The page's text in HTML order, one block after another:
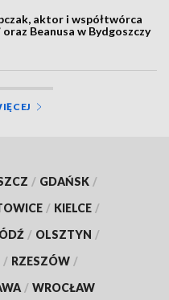
aktor i współtwórca
Beanusa w Bydgoszczy
/ GDAŃSK /
/ KIELCE /
/ OLSZTYN /
/ RZESZÓW /
/ WROCŁAW